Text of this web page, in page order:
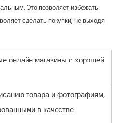
Это позволяет избежать
сделать покупки, не выходя
онлайн магазины с хорошей
товара и фотографиям,
в качестве